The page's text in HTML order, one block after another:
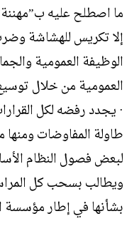
ما اصطلح عليه
إلا تكريس للهشاشة
الوظيفة العمومية
العمومية من خلال
· يجدد رفضه لكل
طاولة المفاوضات ومنها
لبعض فصول النظام
ويطالب بسحب كل
بشأنها في إطار مؤسسة